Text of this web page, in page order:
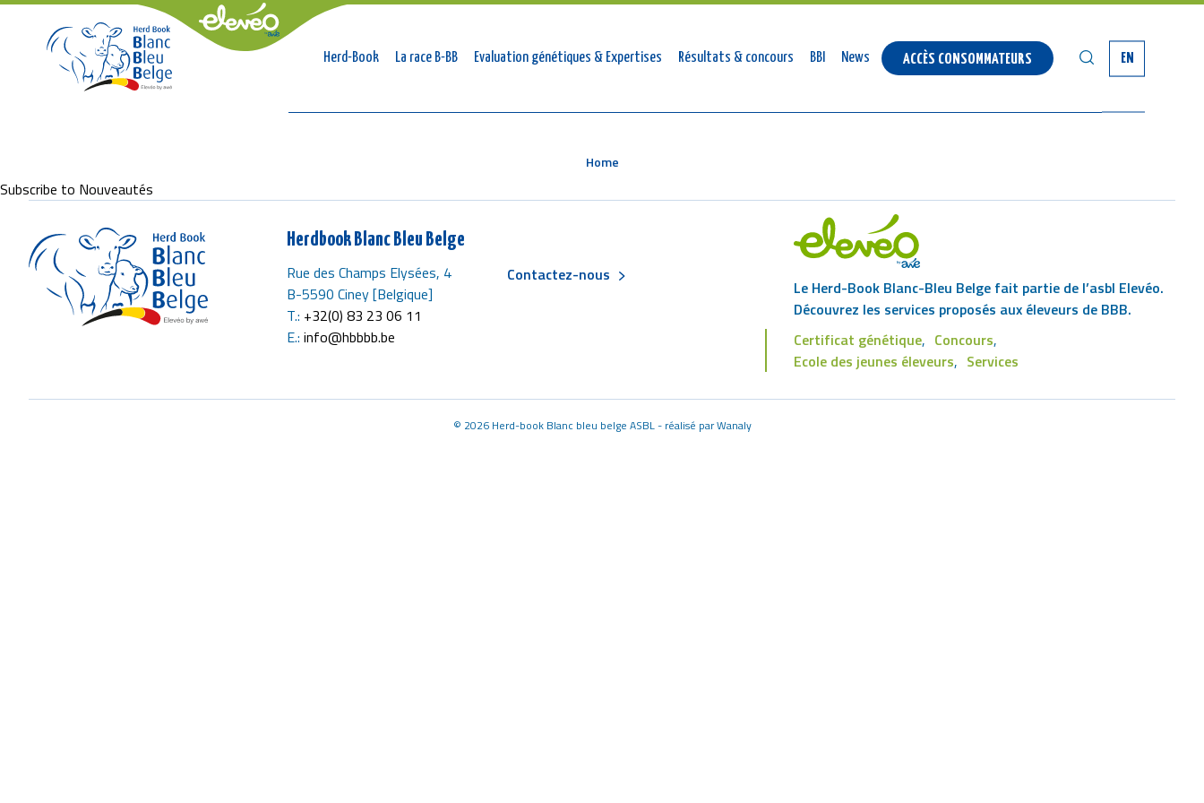
Navigation
Herd-Book La race B-BB Evaluation génétiques & Expertises Résultats & concours BBI News ACCÈS CONSOMMATEURS SEARCH EN
Breadcrumb
Home
Subscribe to Nouveautés
Herdbook Blanc Bleu Belge
Rue des Champs Elysées, 4
B-5590 Ciney [Belgique]
T.: +32(0) 83 23 06 11
E.: info@hbbbb.be
de
Contactez-nous
Le Herd-Book Blanc-Bleu Belge fait partie de l’asbl Elevéo.
Découvrez les services proposés aux éleveurs de BBB.
Footer
Certificat génétique
Concours
Ecole des jeunes éleveurs
Services
© 2026 Herd-book Blanc bleu belge ASBL - réalisé parWanaly